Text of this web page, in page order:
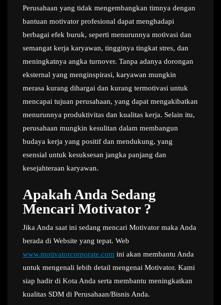
Perusahaan yang tidak mengembangkan timnya dengan
bantuan motivator profesional dapat menghadapi
berbagai efek buruk, seperti menurunnya motivasi dan
semangat kerja karyawan, tingginya tingkat stres, dan
meningkatnya angka turnover. Tanpa adanya dorongan
eksternal yang menginspirasi, karyawan mungkin
merasa kurang dihargai dan kurang termotivasi untuk
mencapai tujuan perusahaan, yang dapat mengakibatkan
menurunnya produktivitas dan kualitas kerja. Selain itu,
perusahaan mungkin kesulitan dalam membangun
budaya kerja yang positif dan mendukung, yang
esensial untuk kesuksesan jangka panjang dan
kesejahteraan karyawan.
Apakah Anda Sedang
Mencari Motivator ?
Jika Anda saat ini sedang mencari Motivator maka Anda
berada di Website yang tepat. Web
www.motivatorcorporate.com ini akan membantu Anda
untuk mengenali lebih detail mengenai Motivator. Kami
siap hadir di Kota Anda serta membantu meningkatkan
kualitas SDM di Perusahaan/Bisnis Anda.